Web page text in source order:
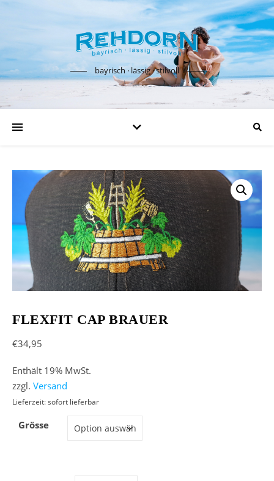
bayrisch · lässig · stilvoll
FLEXFIT CAP BRAUER
€34,95
Enthält 19% MwSt.
zzgl. Versand
Lieferzeit: sofort lieferbar
Grösse